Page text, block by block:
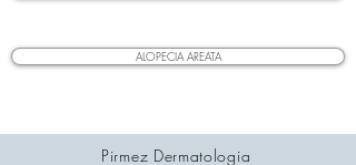
ALOPECIA AREATA
Pirmez Dermatologia